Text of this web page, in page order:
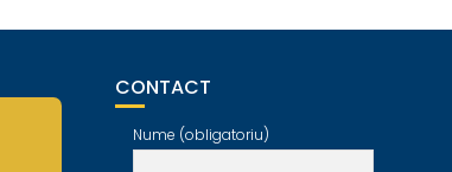
CONTACT
Nume (obligatoriu)